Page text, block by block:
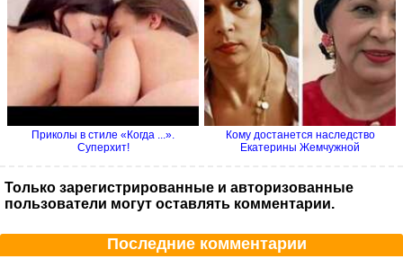
Приколы в стиле «Когда ...».
Суперхит!
Кому достанется наследство
Екатерины Жемчужной
Только зарегистрированные и авторизованные
пользователи могут оставлять комментарии.
Последние комментарии